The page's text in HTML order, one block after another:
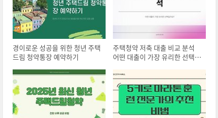
경이로운 성공을 위한 청년 주택
드림 청약통장 예약하기
주택청약 저축 대출 비교 분석
어떤 대출이 가장 유리한 선택일